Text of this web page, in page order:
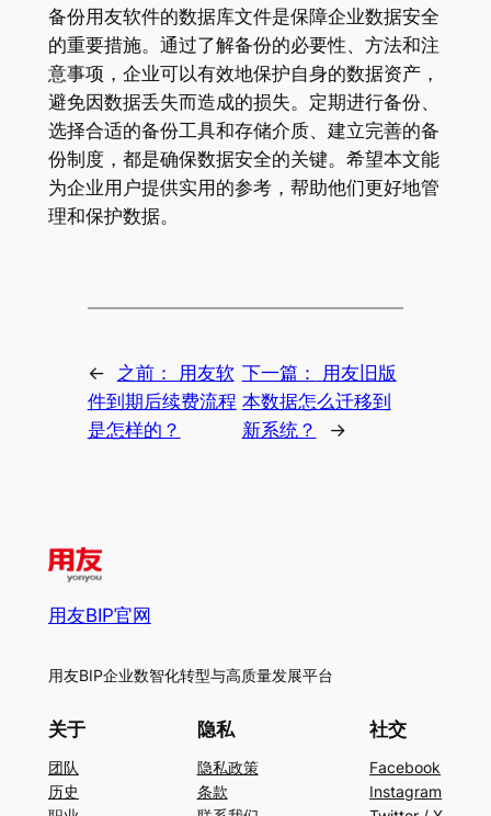
备份用友软件的数据库文件是保障企业数据安全
的重要措施。通过了解备份的必要性、方法和注
意事项，企业可以有效地保护自身的数据资产，
避免因数据丢失而造成的损失。定期进行备份、
选择合适的备份工具和存储介质、建立完善的备
份制度，都是确保数据安全的关键。希望本文能
为企业用户提供实用的参考，帮助他们更好地管
理和保护数据。
← 之前：
用友软
件到期后续费流程
是怎样的？
下一篇：
用友旧版
本数据怎么迁移到
新系统？
→
用友BIP官网
用友BIP企业数智化转型与高质量发展平台
关于
团队
历史
隐私
隐私政策
条款
社交
Facebook
Instagram